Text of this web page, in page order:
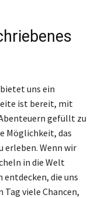
uns ein
ist bereit, mit
gefüllt zu
Möglichkeit, das
erleben. Wenn wir
in die Welt
entdecken, die uns
Tag viele Chancen,